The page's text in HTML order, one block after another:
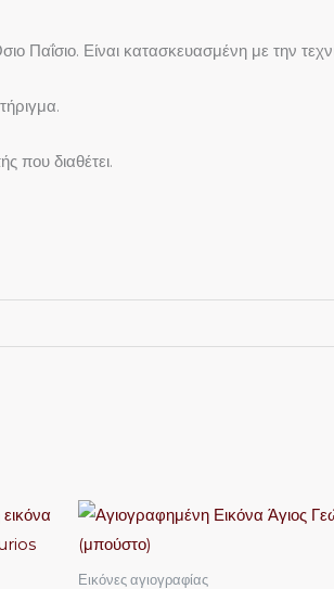
Παΐσιο. Είναι κατασκευασμένη με την
που διαθέτει.
Εικόνες αγιογραφίας
Price
range:
Αυτό
προϊόν